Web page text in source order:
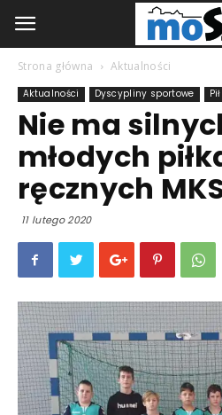
Strona główna Aktualności
Aktualności Dyscypliny sportowe
Nie ma
młodych
ręcznych
11 lutego 2020